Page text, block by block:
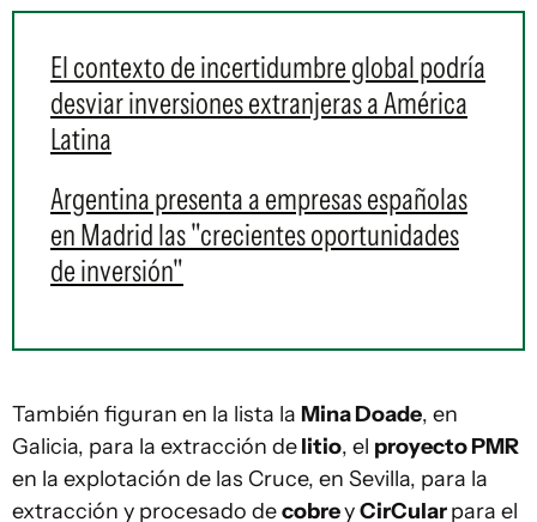
El contexto de incertidumbre global podría
desviar inversiones extranjeras a América
Latina
Argentina presenta a empresas españolas
en Madrid las "crecientes oportunidades
de inversión"
También figuran en la lista la Mina Doade, en
Galicia, para la extracción delitio, el proyecto PMR
en la explotación de las Cruce, en Sevilla, para la
extracción y procesado decobreyCirCularpara el